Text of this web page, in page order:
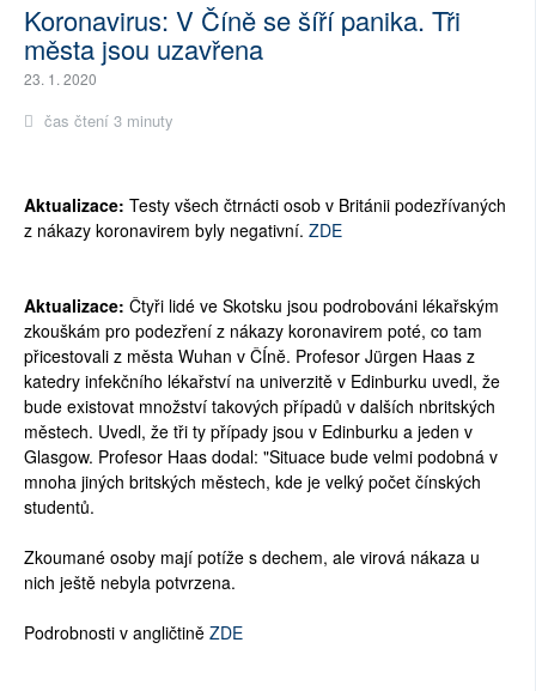
Koronavirus: V Číně se šíří panika. Tři
města jsou uzavřena
23. 1. 2020
čas čtení 3 minuty
Aktualizace: Testy všech čtrnácti osob v Británii podezřívaných
z nákazy koronavirem byly negativní. ZDE
Aktualizace: Čtyři lidé ve Skotsku jsou podrobováni lékařským
zkouškám pro podezření z nákazy koronavirem poté, co tam
přicestovali z města Wuhan v ČÍně. Profesor Jürgen Haas z
katedry infekčního lékařství na univerzitě v Edinburku uvedl, že
bude existovat množství takových případů v dalších nbritských
městech. Uvedl, že tři ty případy jsou v Edinburku a jeden v
Glasgow. Profesor Haas dodal: "Situace bude velmi podobná v
mnoha jiných britských městech, kde je velký počet čínských
studentů.
Zkoumané osoby mají potíže s dechem, ale virová nákaza u
nich ještě nebyla potvrzena.
Podrobnosti v angličtině ZDE